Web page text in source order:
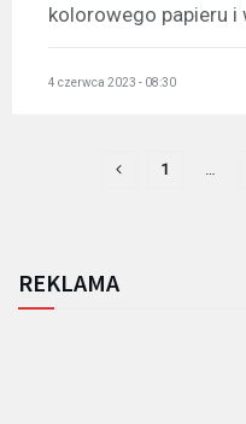
kolorowego papieru i
4 czerwca 2023 - 08:30
1 …
REKLAMA